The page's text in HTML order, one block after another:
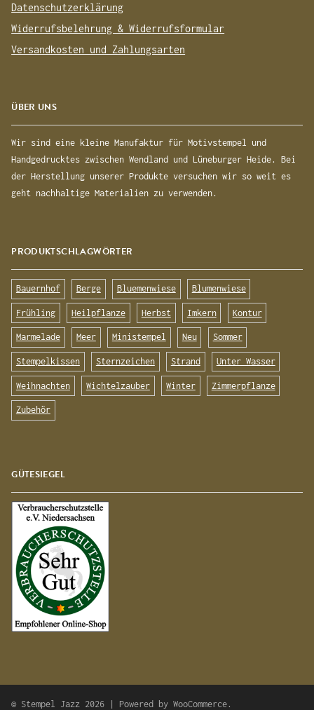
Datenschutzerklärung
Widerrufsbelehrung & Widerrufsformular
Versandkosten und Zahlungsarten
ÜBER UNS
Wir sind eine kleine Manufaktur für Motivstempel und
Handgedrucktes zwischen Wendland und Lüneburger Heide. Bei
der Herstellung unserer Produkte versuchen wir so weit es
geht nachhaltige Materialien zu verwenden.
PRODUKTSCHLAGWÖRTER
Bauernhof Berge Bluemenwiese Blumenwiese
Frühling Heilpflanze Herbst Imkern Kontur
Marmelade Meer Ministempel Neu Sommer
Stempelkissen Sternzeichen Strand Unter Wasser
Weihnachten Wichtelzauber Winter Zimmerpflanze
Zubehör
GÜTESIEGEL
© Stempel Jazz 2026 | Powered byWooCommerce .